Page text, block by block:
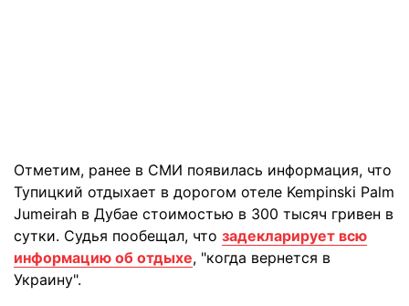
Отметим, ранее в СМИ появилась информация, что
Тупицкий отдыхает в дорогом отеле Kempinski Palm
Jumeirah в Дубае стоимостью в 300 тысяч гривен в
сутки. Судья пообещал, что задекларирует всю
информацию об отдыхе, "когда вернется в
Украину".